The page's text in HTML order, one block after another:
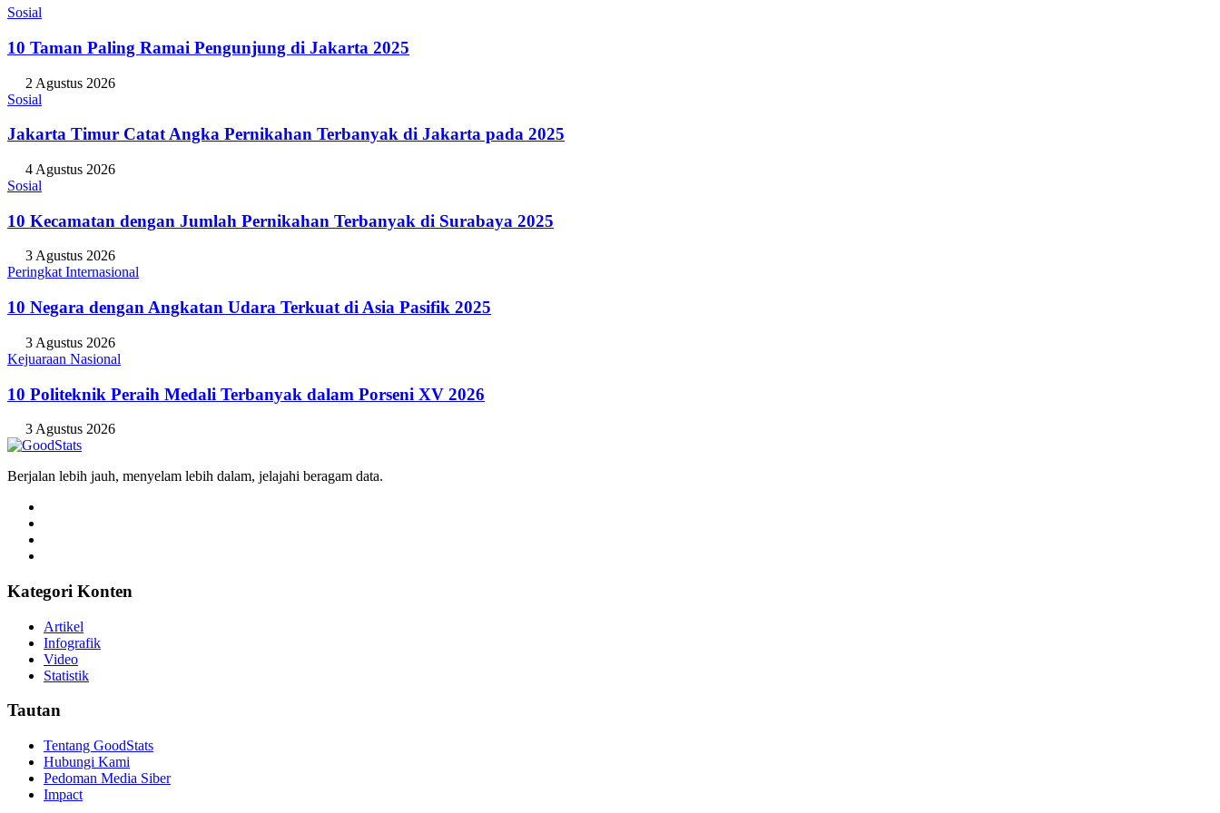
Sosial
10 Taman Paling Ramai Pengunjung di Jakarta 2025
2 Agustus 2026
Sosial
Jakarta Timur Catat Angka Pernikahan Terbanyak di Jakarta pada 2025
4 Agustus 2026
Sosial
10 Kecamatan dengan Jumlah Pernikahan Terbanyak di Surabaya 2025
3 Agustus 2026
Peringkat Internasional
10 Negara dengan Angkatan Udara Terkuat di Asia Pasifik 2025
3 Agustus 2026
Kejuaraan Nasional
10 Politeknik Peraih Medali Terbanyak dalam Porseni XV 2026
3 Agustus 2026
Berjalan lebih jauh, menyelam lebih dalam, jelajahi beragam data.
Kategori Konten
Artikel
Infografik
Video
Statistik
Tautan
Tentang GoodStats
Hubungi Kami
Pedoman Media Siber
Impact